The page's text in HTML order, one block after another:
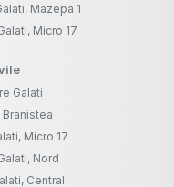
Mazepa 1
Micro 17
Galati
Micro 17
Nord
Central